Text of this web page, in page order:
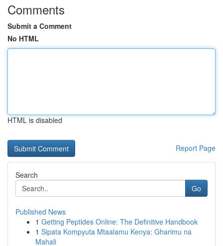
Comments
Submit a Comment
No HTML
HTML is disabled
Report Page
Search
Go
Published News
1 Getting Peptides Online: The Definitive Handbook
1 Sipata Kompyuta Mtaalamu Kenya: Gharimu na
Mahali